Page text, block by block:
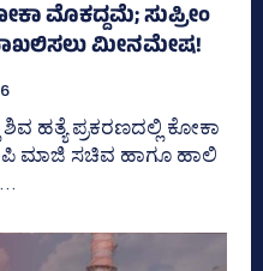
ಮೊಕದ್ದಮೆ; ಸುಪ್ರೀಂ
ಮೀನಮೇಷ!
ಹತ್ಯೆ ಪ್ರಕರಣದಲ್ಲಿ ಕೋಕಾ
ಮಾಜಿ ಸಚಿವ ಹಾಗೂ ಹಾಲಿ